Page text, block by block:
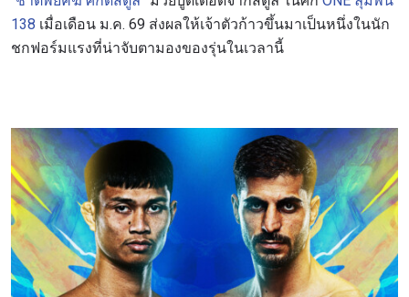
138 เมื่อเดือน ม.ค. 69 ส่งผลให้เจ้าตัวก้าวขึ้นมาเป็นหนึ่งในนัก
ชกฟอร์มแรงที่น่าจับตามองของรุ่นในเวลานี้